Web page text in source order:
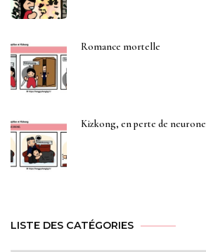
Romance mortelle
Kizkong, en perte de neurone
LISTE DES CATÉGORIES